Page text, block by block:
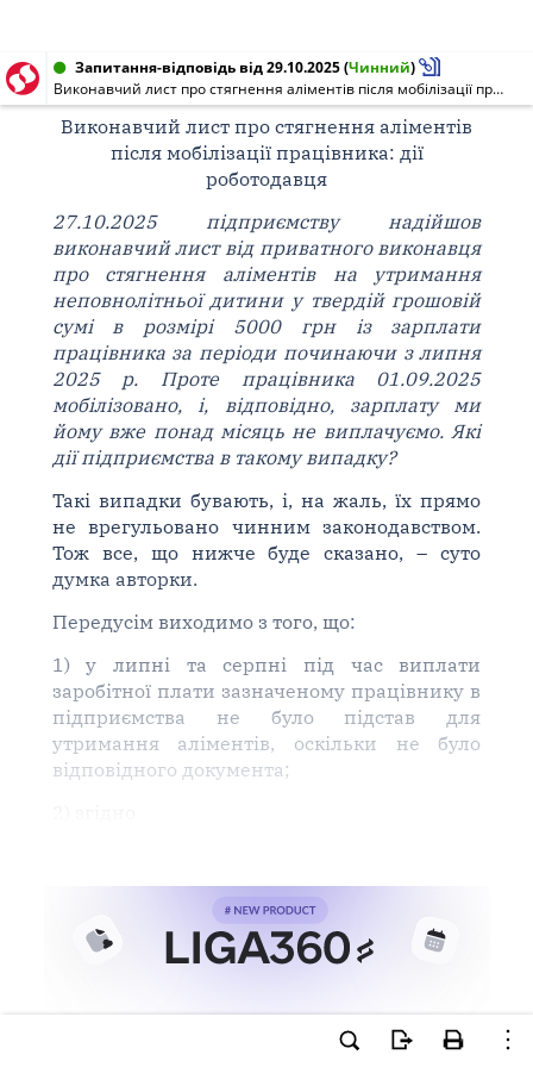
Запитання-відповідь від 29.10.2025(Чинний)
Виконавчий лист про стягнення аліментів після мобілізації працівника: дії роботодавця
Виконавчий лист про стягнення аліментів
після мобілізації працівника: дії
роботодавця
27.10.2025 підприємству надійшов
виконавчий лист від приватного виконавця
про стягнення аліментів на утримання
неповнолітньої дитини у твердій грошовій
сумі в розмірі 5000 грн із зарплати
працівника за періоди починаючи з липня
2025 р. Проте працівника 01.09.2025
мобілізовано, і, відповідно, зарплату ми
йому вже понад місяць не виплачуємо. Які
дії підприємства в такому випадку?
Такі випадки бувають, і, на жаль, їх прямо
не врегульовано чинним законодавством.
Тож все, що нижче буде сказано, – суто
думка авторки.
Передусім виходимо з того, що:
1) у липні та серпні під час виплати
заробітної плати зазначеному працівнику в
підприємства не було підстав для
утримання аліментів, оскільки не було
відповідного документа;